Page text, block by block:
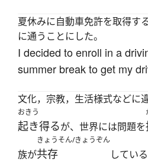
夏休みに自動車免許を取得す
に通うことにした。
I decided to enroll in a
summer break to get my
文化，宗教，生活様式などに
おきう
起き得るが、世界には問題を
族が
きょうそん/きょうぞん
共存 している